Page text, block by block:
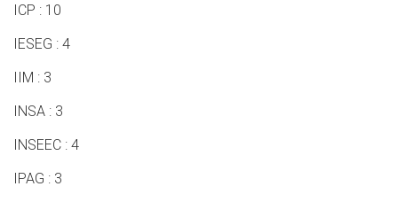
ICP : 10
IESEG : 4
IIM : 3
INSA : 3
INSEEC : 4
IPAG : 3